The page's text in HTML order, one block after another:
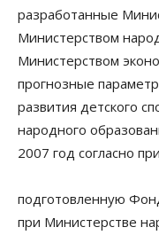
разработанные
Министерством
Министерством
прогнозные
развития детского
народного
2007 год согласно
подготовленную
при Министерстве